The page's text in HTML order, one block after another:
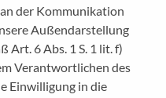
der Kommunikation
Außendarstellung
Art. 6 Abs. 1 S. 1 lit. f)
Verantwortlichen des
Einwilligung in die